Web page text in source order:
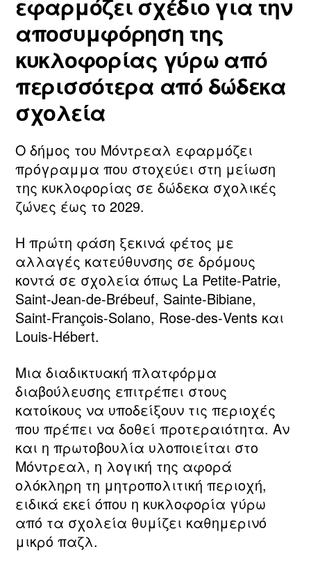
εφαρμόζει σχέδιο για την
αποσυμφόρηση της
κυκλοφορίας γύρω από
περισσότερα από δώδεκα
σχολεία
Ο δήμος του Μόντρεαλ εφαρμόζει
πρόγραμμα που στοχεύει στη μείωση
της κυκλοφορίας σε δώδεκα σχολικές
ζώνες έως το 2029.
Η πρώτη φάση ξεκινά φέτος με
αλλαγές κατεύθυνσης σε δρόμους
κοντά σε σχολεία όπως La Petite‑Patrie,
Saint‑Jean‑de‑Brébeuf, Sainte‑Bibiane,
Saint‑François‑Solano, Rose‑des‑Vents και
Louis‑Hébert.
Μια διαδικτυακή πλατφόρμα
διαβούλευσης επιτρέπει στους
κατοίκους να υποδείξουν τις περιοχές
που πρέπει να δοθεί προτεραιότητα. Αν
και η πρωτοβουλία υλοποιείται στο
Μόντρεαλ, η λογική της αφορά
ολόκληρη τη μητροπολιτική περιοχή,
ειδικά εκεί όπου η κυκλοφορία γύρω
από τα σχολεία θυμίζει καθημερινό
μικρό παζλ.